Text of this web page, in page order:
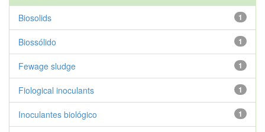
1
Biosolids
1
Biossólido
1
Fewage sludge
1
Fiological inoculants
1
Inoculantes biológico